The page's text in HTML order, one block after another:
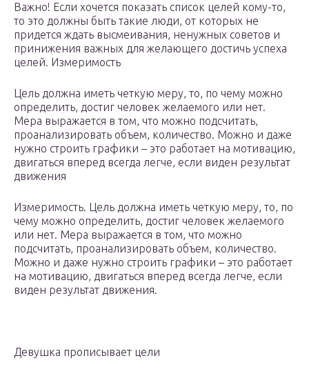
Важно! Если хочется показать список целей кому-то,
то это должны быть такие люди, от которых не
придется ждать высмеивания, ненужных советов и
принижения важных для желающего достичь успеха
целей. Измеримость
Цель должна иметь четкую меру, то, по чему можно
определить, достиг человек желаемого или нет.
Мера выражается в том, что можно подсчитать,
проанализировать объем, количество. Можно и даже
нужно строить графики – это работает на мотивацию,
двигаться вперед всегда легче, если виден результат
движения
Измеримость. Цель должна иметь четкую меру, то, по
чему можно определить, достиг человек желаемого
или нет. Мера выражается в том, что можно
подсчитать, проанализировать объем, количество.
Можно и даже нужно строить графики – это работает
на мотивацию, двигаться вперед всегда легче, если
виден результат движения.
Девушка прописывает цели